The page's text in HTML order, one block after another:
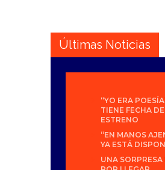
Últimas Noticias
“YO ERA
TIENE FECHA DE
ESTRENO
“EN MANOS
YA ESTÁ
UNA SORPRESA